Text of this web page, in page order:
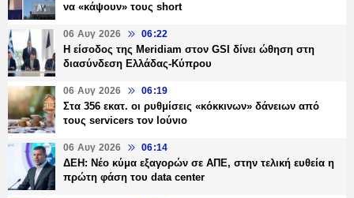
να «κάψουν» τους short
06 Αυγ 2026 06:22
Η είσοδος της Meridiam στον GSI δίνει ώθηση στη
διασύνδεση Ελλάδας-Κύπρου
06 Αυγ 2026 06:19
Στα 356 εκατ. οι ρυθμίσεις «κόκκινων» δάνειων από
τους servicers τον Ιούνιο
06 Αυγ 2026 06:14
ΔΕΗ: Νέο κύμα εξαγορών σε ΑΠΕ, στην τελική ευθεία η
πρώτη φάση του data center